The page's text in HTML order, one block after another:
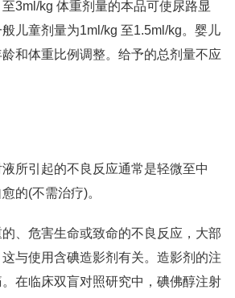
至3ml/kg 体重剂量的本品可使尿路显
儿童剂量为1ml/kg 至1.5ml/kg。婴儿
和体重比例调整。给予的总剂量不应
所引起的不良反应通常是轻微至中
的(不需治疗)。
、危害生命或致命的不良反应，大部
与使用含碘造影剂有关。造影剂的注
在临床双盲对照研究中，碘佛醇注射